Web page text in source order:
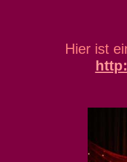
Hier ist